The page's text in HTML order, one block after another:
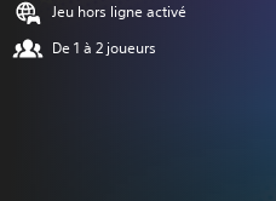
Jeu hors ligne activé
De 1 à 2 joueurs